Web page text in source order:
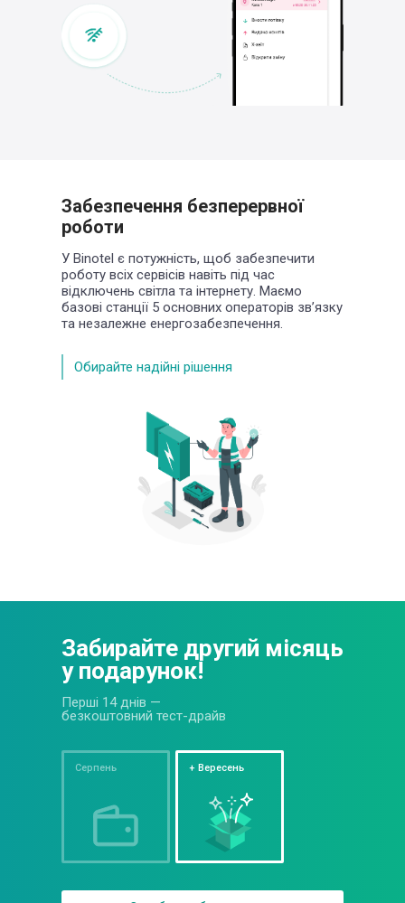
Забезпечення безперервної
роботи
У Binotel є потужність, щоб забезпечити
роботу всіх сервісів навіть під час
відключень світла та інтернету. Маємо
базові станції 5 основних операторів зв’язку
та незалежне енергозабезпечення.
Обирайте надійні рішення
Забирайте другий місяць
у подарунок!
Перші 14 днів —
безкоштовний тест-драйв
Серпень + Вересень